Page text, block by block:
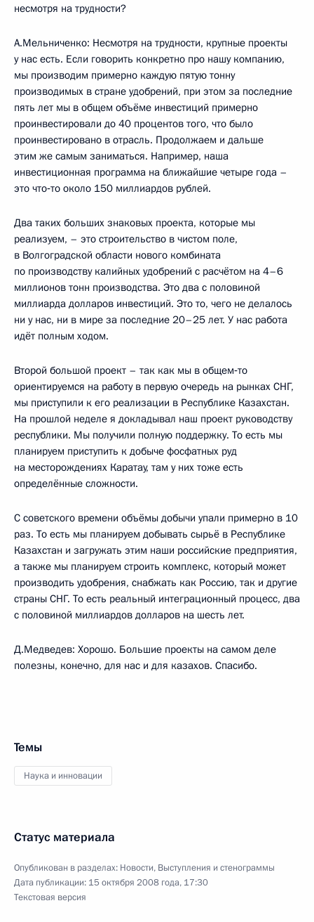
несмотря на трудности?
А.Мельниченко: Несмотря на трудности, крупные проекты
у нас есть. Если говорить конкретно про нашу компанию,
мы производим примерно каждую пятую тонну
производимых в стране удобрений, при этом за последние
пять лет мы в общем объёме инвестиций примерно
проинвестировали до 40 процентов того, что было
проинвестировано в отрасль. Продолжаем и дальше
этим же самым заниматься. Например, наша
инвестиционная программа на ближайшие четыре года –
это что‑то около 150 миллиардов рублей.
Два таких больших знаковых проекта, которые мы
реализуем, – это строительство в чистом поле,
в Волгоградской области нового комбината
по производству калийных удобрений с расчётом на 4–6
миллионов тонн производства. Это два с половиной
миллиарда долларов инвестиций. Это то, чего не делалось
ни у нас, ни в мире за последние 20–25 лет. У нас работа
идёт полным ходом.
Второй большой проект – так как мы в общем‑то
ориентируемся на работу в первую очередь на рынках СНГ,
мы приступили к его реализации в Республике Казахстан.
На прошлой неделе я докладывал наш проект руководству
республики. Мы получили полную поддержку. То есть мы
планируем приступить к добыче фосфатных руд
на месторождениях Каратау, там у них тоже есть
определённые сложности.
С советского времени объёмы добычи упали примерно в 10
раз. То есть мы планируем добывать сырьё в Республике
Казахстан и загружать этим наши российские предприятия,
а также мы планируем строить комплекс, который может
производить удобрения, снабжать как Россию, так и другие
страны СНГ. То есть реальный интеграционный процесс, два
с половиной миллиардов долларов на шесть лет.
Д.Медведев: Хорошо. Большие проекты на самом деле
полезны, конечно, для нас и для казахов. Спасибо.
Темы
Наука и инновации
Статус материала
Опубликован в разделах: Новости, Выступления и стенограммы
Дата публикации: 15 октября 2008 года, 17:30
Текстовая версия